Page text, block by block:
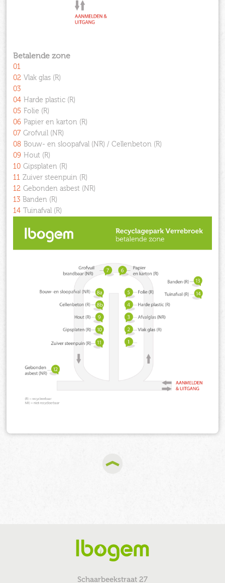
Betalende zone
01
02 Vlak glas (R)
03
04 Harde plastic (R)
05 Folie (R)
06 Papier en karton (R)
07 Grofvuil (NR)
08 Bouw- en sloopafval (NR) / Cellenbeton (R)
09 Hout (R)
10 Gipsplaten (R)
11 Zuiver steenpuin (R)
12 Gebonden asbest (NR)
13 Banden (R)
14 Tuinafval (R)
Schaarbeekstraat 27